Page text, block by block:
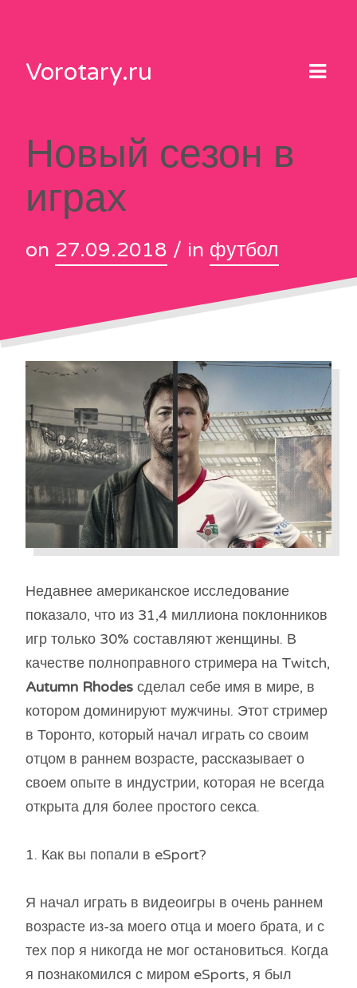
contentVorotary.ru
Новый сезон в
играх
on 27.09.2018 / in футбол
Недавнее американское исследование
показало, что из 31,4 миллиона поклонников
игр только 30% составляют женщины. В
качестве полноправного стримера на Twitch,
Autumn Rhodes сделал себе имя в мире, в
котором доминируют мужчины. Этот стример
в Торонто, который начал играть со своим
отцом в раннем возрасте, рассказывает о
своем опыте в индустрии, которая не всегда
открыта для более простого секса.
1. Как вы попали в eSport?
Я начал играть в видеоигры в очень раннем
возрасте из-за моего отца и моего брата, и с
тех пор я никогда не мог остановиться. Когда
я познакомился с миром eSports, я был